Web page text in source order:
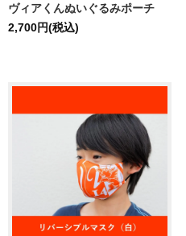
ヴィアくんぬいぐるみポーチ
2,700円(税込)